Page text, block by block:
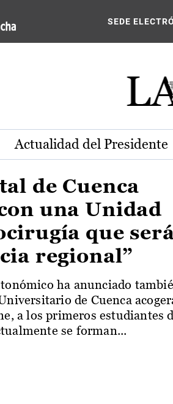
de SEDE
Actualidad del Presidente
de Cuenca
una Unidad
que
regional”
ha anunciado
de Cuenca
a los primeros estudiantes
se forman...